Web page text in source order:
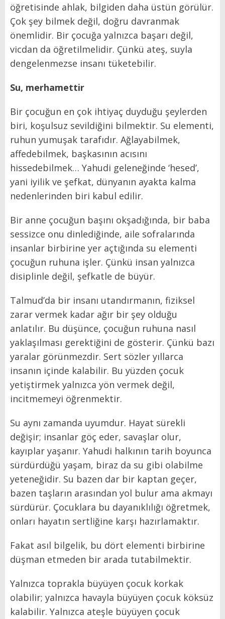
öğretisinde ahlak, bilgiden daha üstün görülür.
Çok şey bilmek değil, doğru davranmak
önemlidir. Bir çocuğa yalnızca başarı değil,
vicdan da öğretilmelidir. Çünkü ateş, suyla
dengelenmezse insanı tüketebilir.
Su, merhamettir
Bir çocuğun en çok ihtiyaç duyduğu şeylerden
biri, koşulsuz sevildiğini bilmektir. Su elementi,
ruhun yumuşak tarafıdır. Ağlayabilmek,
affedebilmek, başkasının acısını
hissedebilmek… Yahudi geleneğinde ‘hesed’,
yani iyilik ve şefkat, dünyanın ayakta kalma
nedenlerinden biri kabul edilir.
Bir anne çocuğun başını okşadığında, bir baba
sessizce onu dinlediğinde, aile sofralarında
insanlar birbirine yer açtığında su elementi
çocuğun ruhuna işler. Çünkü insan yalnızca
disiplinle değil, şefkatle de büyür.
Talmud’da bir insanı utandırmanın, fiziksel
zarar vermek kadar ağır bir şey olduğu
anlatılır. Bu düşünce, çocuğun ruhuna nasıl
yaklaşılması gerektiğini de gösterir. Çünkü bazı
yaralar görünmezdir. Sert sözler yıllarca
insanın içinde kalabilir. Bu yüzden çocuk
yetiştirmek yalnızca yön vermek değil,
incitmemeyi öğrenmektir.
Su aynı zamanda uyumdur. Hayat sürekli
değişir; insanlar göç eder, savaşlar olur,
kayıplar yaşanır. Yahudi halkının tarih boyunca
sürdürdüğü yaşam, biraz da su gibi olabilme
yeteneğidir. Su bazen dar bir kaptan geçer,
bazen taşların arasından yol bulur ama akmayı
sürdürür. Çocuklara bu dayanıklılığı öğretmek,
onları hayatın sertliğine karşı hazırlamaktır.
Fakat asıl bilgelik, bu dört elementi birbirine
düşman etmeden bir arada tutabilmektir.
Yalnızca toprakla büyüyen çocuk korkak
olabilir; yalnızca havayla büyüyen çocuk köksüz
kalabilir. Yalnızca ateşle büyüyen çocuk